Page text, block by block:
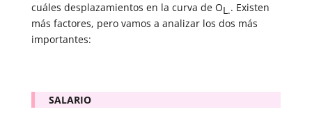
cuáles desplazamientos en la curva de OL.. Existen
más factores, pero vamos a analizar los dos más
importantes:
SALARIO